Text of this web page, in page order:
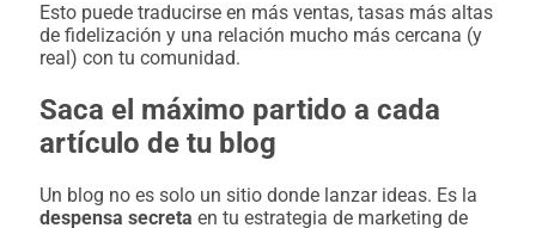
Esto puede traducirse en más ventas, tasas más altas
de fidelización y una relación mucho más cercana (y
real) con tu comunidad.
Saca el máximo partido a cada
artículo de tu blog
Un blog no es solo un sitio donde lanzar ideas. Es la
despensa secreta en tu estrategia de marketing de